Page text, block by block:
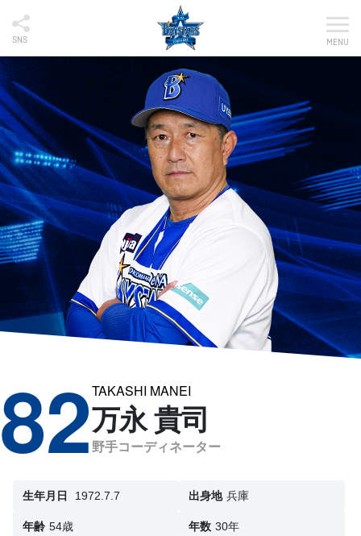
SNS MENU
82TAKASHI MANEI
万永 貴司
野手コーディネーター
生年月日 1972.7.7 出身地 兵庫
年齢 54歳 年数 30年